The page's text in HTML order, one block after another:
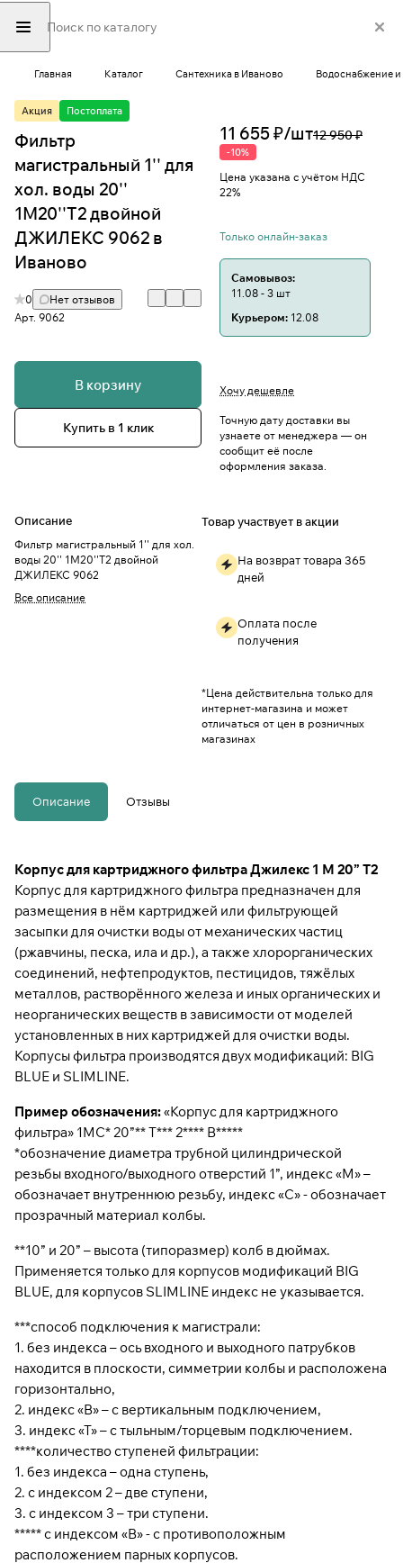
Главная Каталог Сантехника в Иваново Водоснабжение
Акция Постоплата
Фильтр
магистральный 1'' для
хол. воды 20''
1М20''Т2 двойной
ДЖИЛЕКС 9062 в
Иваново
0
Нет отзывов
Арт. 9062
В корзину
Купить в 1 клик
Описание
Фильтр магистральный 1'' для хол.
воды 20'' 1М20''Т2 двойной
ДЖИЛЕКС 9062
Все описание
11 655 ₽/шт12 950 ₽
-10%
Цена указана с учётом НДС
22%
Только онлайн-заказ
Самовывоз:
11.08 - 3 шт
Курьером: 12.08
Хочу дешевле
Точную дату доставки вы
узнаете от менеджера — он
сообщит её после
оформления заказа.
Товар участвует в акции
На возврат товара 365
дней
Оплата после
получения
*Цена действительна только для
интернет-магазина и может
отличаться от цен в розничных
магазинах
Описание Отзывы
Корпус для картриджного фильтра Джилекс 1 М 20” Т2
Корпус для картриджного фильтра предназначен для
размещения в нём картриджей или фильтрующей
засыпки для очистки воды от механических частиц
(ржавчины, песка, ила и др.), а также хлорорганических
соединений, нефтепродуктов, пестицидов, тяжёлых
металлов, растворённого железа и иных органических и
неорганических веществ в зависимости от моделей
установленных в них картриджей для очистки воды.
Корпусы фильтра производятся двух модификаций: BIG
BLUE и SLIMLINE.
Пример обозначения:«Корпус для картриджного
фильтра» 1МС* 20”** Т*** 2**** В*****
*обозначение диаметра трубной цилиндрической
резьбы входного/выходного отверстий 1”, индекс «М» –
обозначает внутреннюю резьбу, индекс «С» - обозначает
прозрачный материал колбы.
**10” и 20” – высота (типоразмер) колб в дюймах.
Применяется только для корпусов модификаций BIG
BLUE, для корпусов SLIMLINE индекс не указывается.
***способ подключения к магистрали:
1. без индекса – ось входного и выходного патрубков
находится в плоскости, симметрии колбы и расположена
горизонтально,
2. индекс «В» – с вертикальным подключением,
3. индекс «Т» – с тыльным/торцевым подключением.
****количество ступеней фильтрации:
1. без индекса – одна ступень,
2. с индексом 2 – две ступени,
3. с индексом 3 – три ступени.
***** с индексом «В» - с противоположным
расположением парных корпусов.